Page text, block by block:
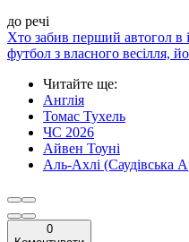
до речі
Хто забив перший автогол в
футбол з власного весілля,
Читайте ще:
Англія
Томас Тухель
ЧС 2026
Айвен Тоуні
Аль-Ахлі (Саудівська
0